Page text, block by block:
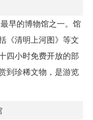
早的博物馆之一。馆
《清明上河图》等文
四小时免费开放的部
到珍稀文物，是游览